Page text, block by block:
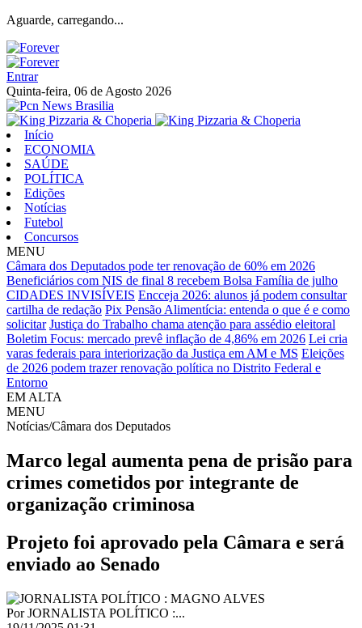
Aguarde, carregando...
Entrar
Quinta-feira, 06 de Agosto 2026
Início
ECONOMIA
SAÚDE
POLÍTICA
Edições
Notícias
Futebol
Concursos
MENU
Câmara dos Deputados pode ter renovação de 60% em 2026
Beneficiários com NIS de final 8 recebem Bolsa Família de julho
CIDADES INVISÍVEIS Encceja 2026: alunos já podem consultar
cartilha de redação Pix Pensão Alimentícia: entenda o que é e como
solicitar Justiça do Trabalho chama atenção para assédio eleitoral
Boletim Focus: mercado prevê inflação de 4,86% em 2026 Lei cria
varas federais para interiorização da Justiça em AM e MS Eleições
de 2026 podem trazer renovação política no Distrito Federal e
Entorno
EM ALTA
MENU
Notícias/Câmara dos Deputados
Marco legal aumenta pena de prisão para
crimes cometidos por integrante de
organização criminosa
Projeto foi aprovado pela Câmara e será
enviado ao Senado
PorJORNALISTA POLÍTICO :...